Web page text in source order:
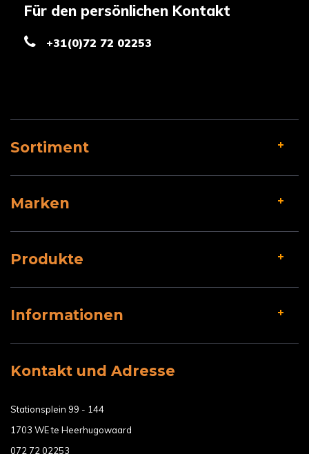
Für den persönlichen Kontakt
+31(0)72 72 02253
Sortiment
Marken
Produkte
Informationen
Kontakt und Adresse
Stationsplein 99 - 144
1703 WE te Heerhugowaard
072 72 02253